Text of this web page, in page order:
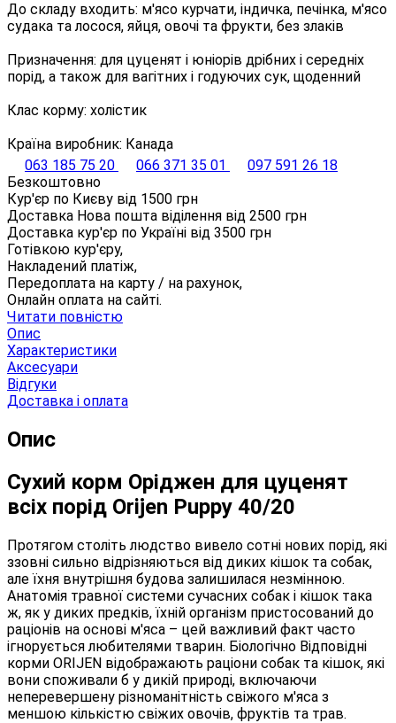
До складу входить: м'ясо курчати, індичка, печінка, м'ясо
судака та лосося, яйця, овочі та фрукти, без злаків
Призначення: для цуценят і юніорів дрібних і середніх
порід, а також для вагітних і годуючих сук, щоденний
Клас корму: холістик
Країна виробник: Канада
063 185 75 20
066 371 35 01
097 591 26 18
Безкоштовно
Кур'єр по Києву від 1500 грн
Доставка Нова пошта віділення від 2500 грн
Доставка кур'єр по Україні від 3500 грн
Готівкою кур'єру,
Накладений платіж,
Передоплата на карту / на рахунок,
Онлайн оплата на сайті.
Читати повністю
Опис
Характеристики
Аксесуари
Відгуки
Доставка і оплата
Опис
Сухий корм Оріджен для цуценят
всіх порід Orijen Puppy 40/20
Протягом століть людство вивело сотні нових порід, які
ззовні сильно відрізняються від диких кішок та собак,
але їхня внутрішня будова залишилася незмінною.
Анатомія травної системи сучасних собак і кішок така
ж, як у диких предків, їхній організм пристосований до
раціонів на основі м'яса – цей важливий факт часто
ігнорується любителями тварин. Біологічно Відповідні
корми ORIJEN відображають раціони собак та кішок, які
вони споживали б у дикій природі, включаючи
неперевершену різноманітність свіжого м'яса з
меншою кількістю свіжих овочів, фруктів та трав.